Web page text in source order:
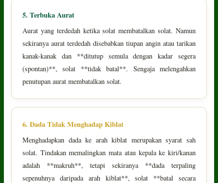
5. Terbuka Aurat
Aurat yang terdedah ketika solat membatalkan solat. Namun
sekiranya aurat terdedah disebabkan tiupan angin atau tarikan
kanak-kanak dan **ditutup semula dengan kadar segera
(spontan)**, solat **tidak batal**. Sengaja melengahkan
penutupan aurat membatalkan solat.
6. Dada Tidak Menghadap Kiblat
Menghadapkan dada ke arah kiblat merupakan syarat sah
solat. Tindakan memalingkan mata atau kepala ke kiri/kanan
adalah **makruh**, tetapi sekiranya **dada terpaling
sepenuhnya daripada arah kiblat**, solat **batal secara